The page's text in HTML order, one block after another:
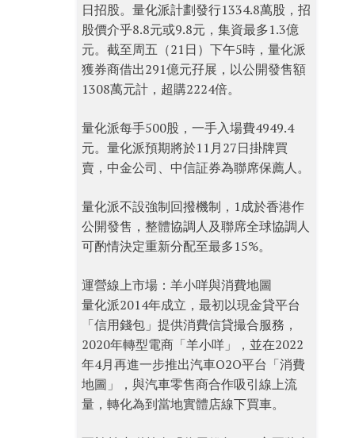
日招股。量化派計劃發行1334.8萬股，招
股價介乎8.8元或9.8元，集資最多1.3億
元。截至周五（21日）下午5時，量化派
獲券商借出291億元孖展，以公開發售額
1308萬元計，超購2224倍。
量化派每手500股，一手入場費4949.4
元。量化派預期將於11月27日掛牌買
賣，中金公司、中信証券為聯席保薦人。
量化派不設強制回撥機制，1成於香港作
公開發售，整體協調人及聯席全球協調人
可酌情決定重新分配至最多15%。
運營線上市場：羊小咩與消費地圖
量化派2014年成立，最初以現金貸平台
「信用錢包」提供消費信貸撮合服務，
2020年轉型電商「羊小咩」，並在2022
年4月再進一步推出汽車O2O平台「消費
地圖」，與汽車零售商合作吸引線上流
量，轉化為到當地實體店線下買車。